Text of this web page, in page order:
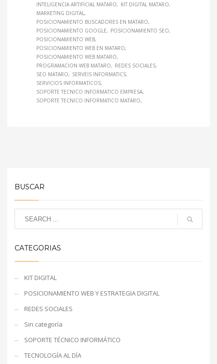
INTELIGENCIA ARTIFICIAL MATARO
KIT DIGITAL MATARO
MARKETING DIGITAL
POSICIONAMIENTO BUSCADORES EN MATARO
POSICIONAMIENTO GOOGLE
POSICIONAMIENTO SEO
POSICIONAMIENTO WEB
POSICIONAMIENTO WEB EN MATARO
POSICIONAMIENTO WEB MATARO
PROGRAMACION WEB MATARO
REDES SOCIALES
SEO MATARO
SERVEIS INFORMATICS
SERVICIOS INFORMATICOS
SOPORTE TECNICO INFORMATICO EMPRESA
SOPORTE TECNICO INFORMATICO MATARO
BUSCAR
CATEGORIAS
KIT DIGITAL
POSICIONAMIENTO WEB Y ESTRATEGIA DIGITAL
REDES SOCIALES
Sin categoría
SOPORTE TÉCNICO INFORMÁTICO
TECNOLOGÍA AL DÍA